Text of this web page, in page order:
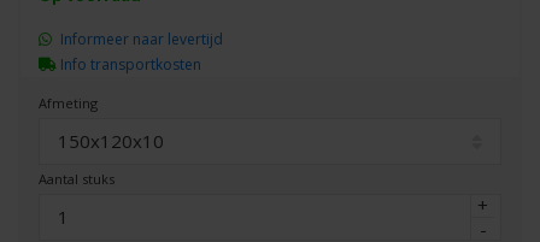
Afmeting
150x120x10
Aantal stuks
+
-
Informeer naar levertijd
Info transportkosten